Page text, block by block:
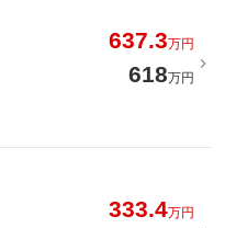
637.3万円
618万円
333.4万円